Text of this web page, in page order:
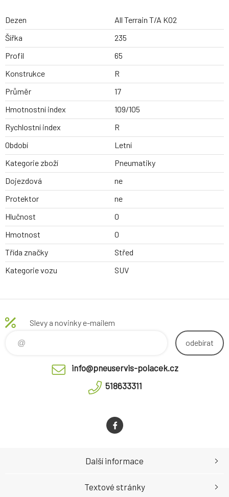
Dezen
All Terrain T/A KO2
Šířka
235
Profil
65
Konstrukce
R
Průměr
17
Hmotnostní index
109/105
Rychlostní index
R
Období
Letní
Kategorie zboží
Pneumatiky
Dojezdová
ne
Protektor
ne
Hlučnost
0
Hmotnost
0
Třída značky
Střed
Kategorie vozu
SUV
Slevy a novinky e-mailem
odebírat
info@pneuservis-polacek.cz
518633311
Další informace
Textové stránky